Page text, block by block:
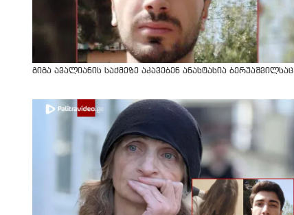
გიგა ავალიანის საქმეზე აკავებენ ანასტასია ბერუაშვილსაც